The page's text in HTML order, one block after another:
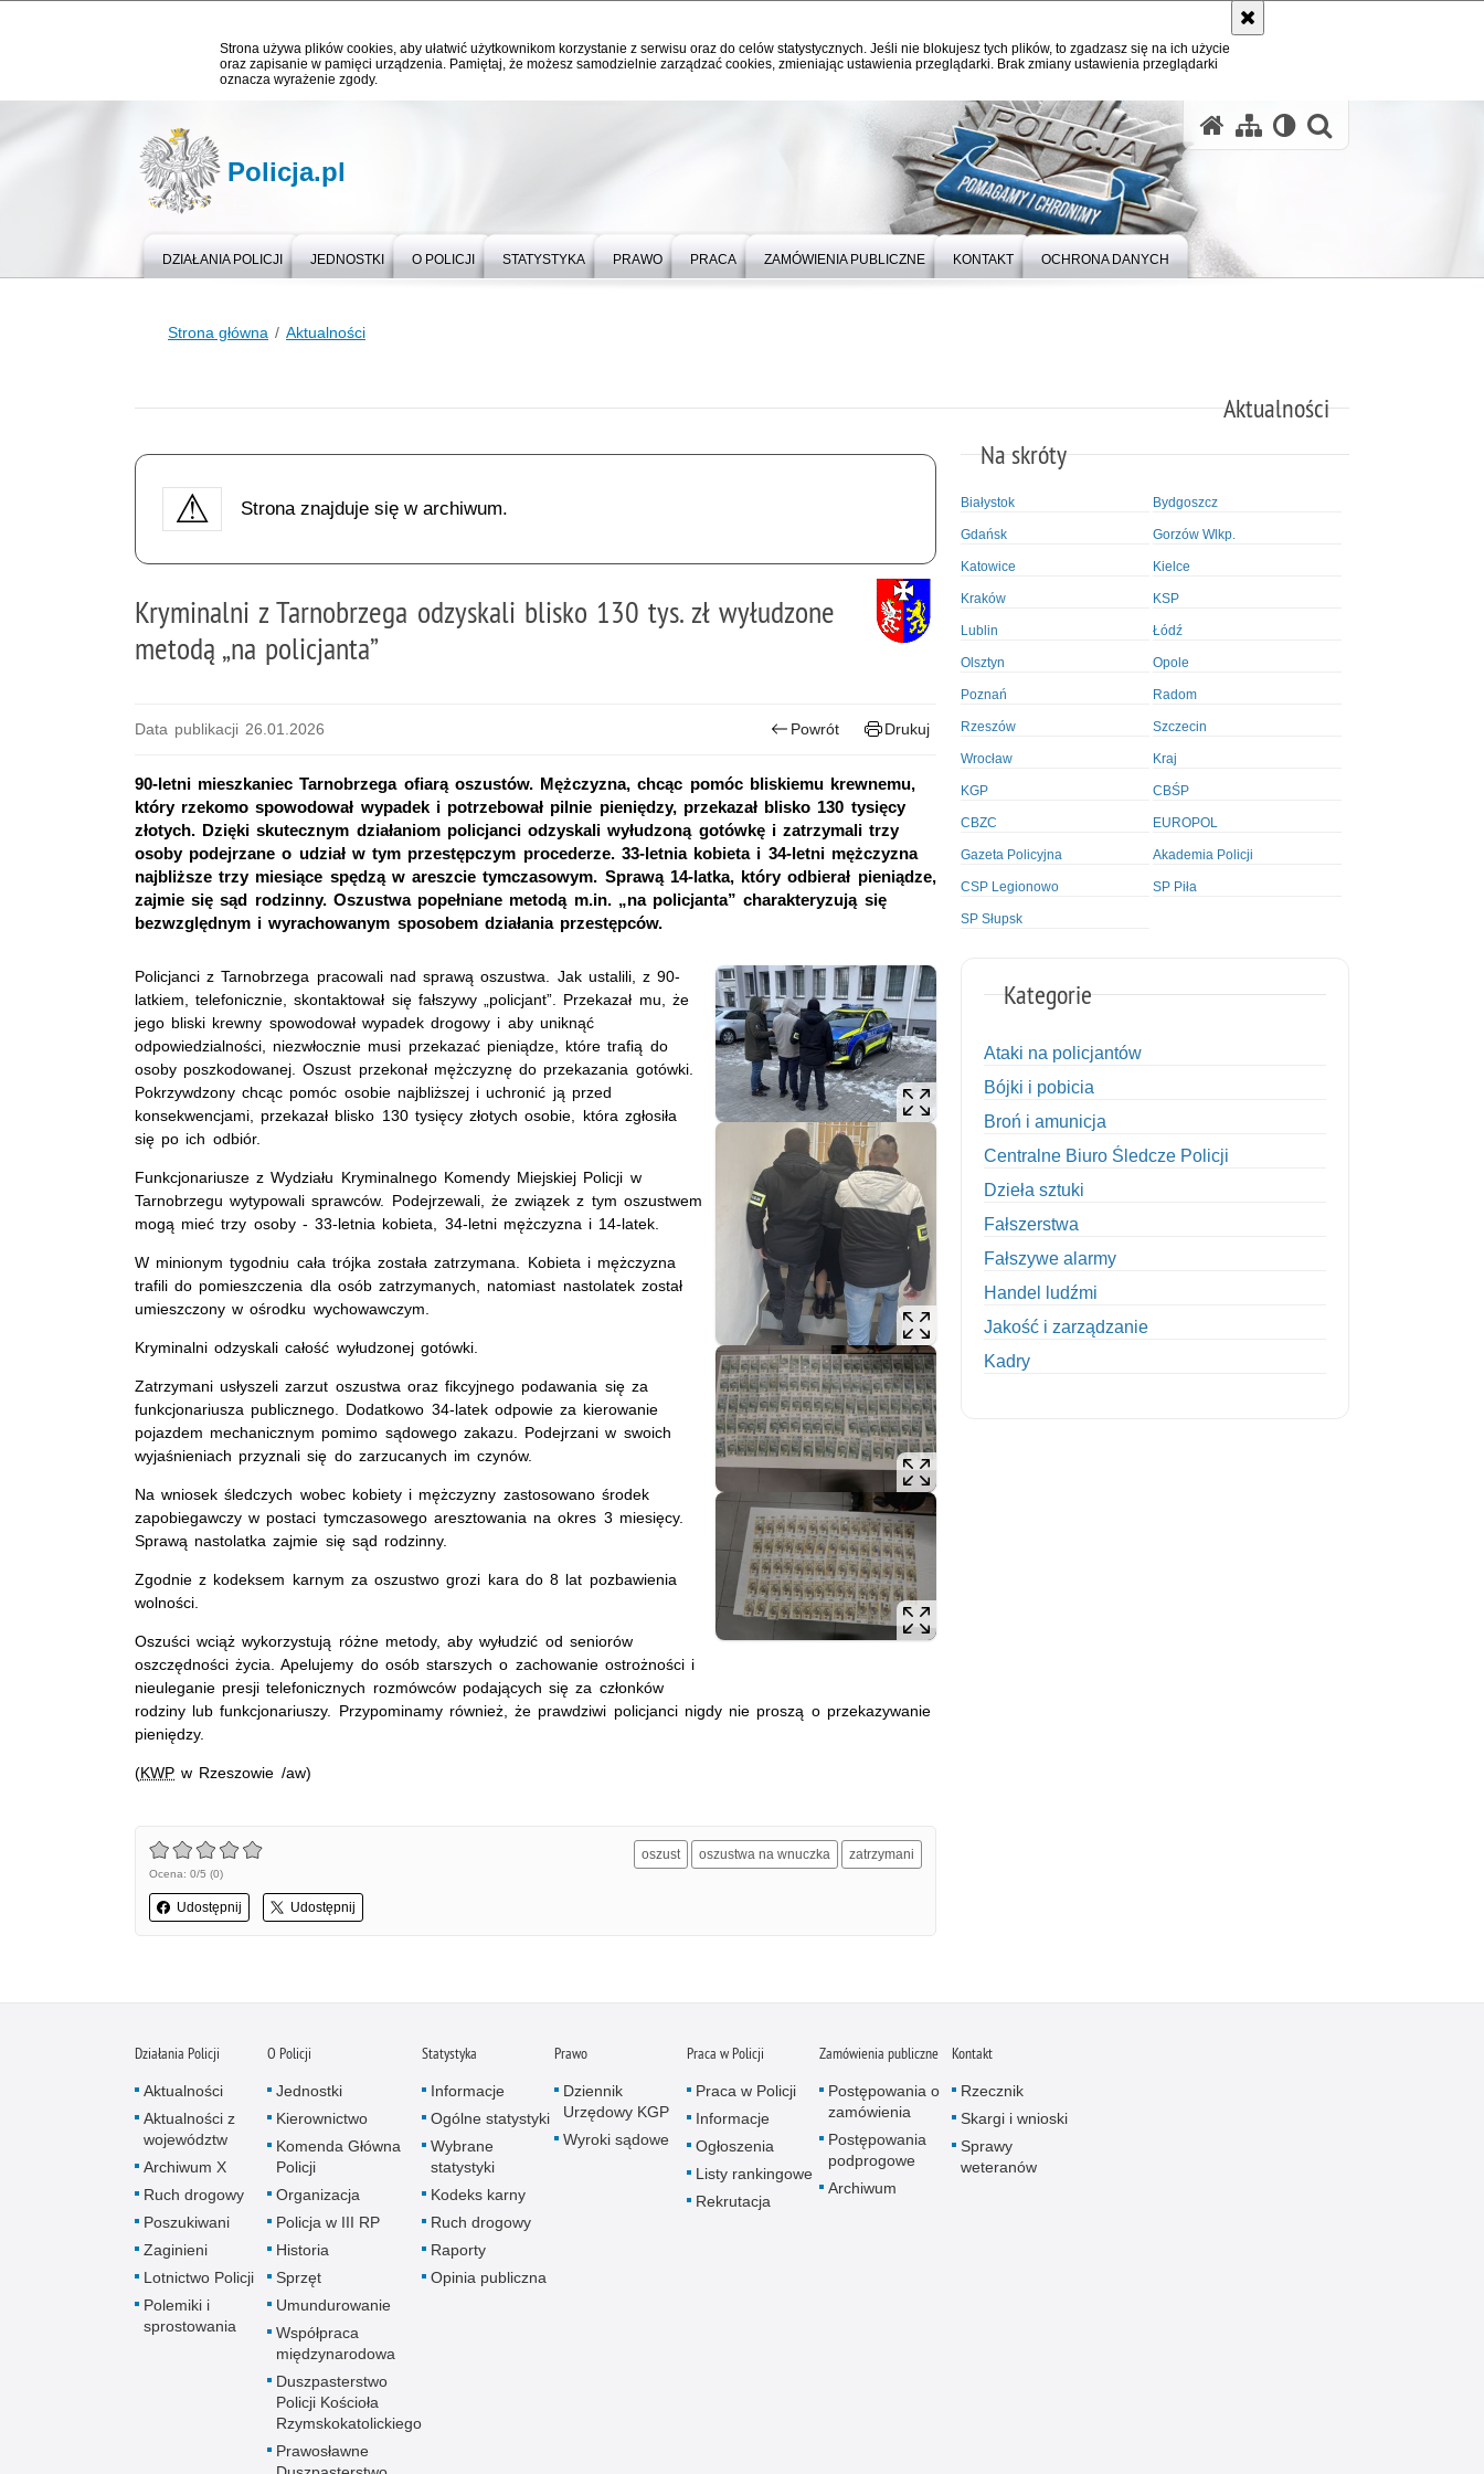
Strona używa plików cookies, aby ułatwić użytkownikom korzystanie z serwisu oraz do celów statystycznych. Jeśli nie blokujesz tych plików, to zgadzasz się na ich użycie
oraz zapisanie w pamięci urządzenia. Pamiętaj, że możesz samodzielnie zarządzać cookies, zmieniając ustawienia przeglądarki. Brak zmiany ustawienia przeglądarki
oznacza wyrażenie zgody.
Policja.pl
DZIAŁANIA POLICJI JEDNOSTKI O POLICJI STATYSTYKA PRAWO PRACA ZAMÓWIENIA PUBLICZNE KONTAKT OCHRONA DANYCH
Strona główna Aktualności
Aktualności
Strona znajduje się w archiwum.
Kryminalni z Tarnobrzega odzyskali blisko 130 tys. zł wyłudzone
metodą „na policjanta”
Data publikacji 26.01.2026 Powrót Drukuj
90-letni mieszkaniec Tarnobrzega ofiarą oszustów. Mężczyzna, chcąc pomóc bliskiemu krewnemu,
który rzekomo spowodował wypadek i potrzebował pilnie pieniędzy, przekazał blisko 130 tysięcy
złotych. Dzięki skutecznym działaniom policjanci odzyskali wyłudzoną gotówkę i zatrzymali trzy
osoby podejrzane o udział w tym przestępczym procederze. 33-letnia kobieta i 34-letni mężczyzna
najbliższe trzy miesiące spędzą w areszcie tymczasowym. Sprawą 14-latka, który odbierał pieniądze,
zajmie się sąd rodzinny. Oszustwa popełniane metodą m.in. „na policjanta” charakteryzują się
bezwzględnym i wyrachowanym sposobem działania przestępców.
Policjanci z Tarnobrzega pracowali nad sprawą oszustwa. Jak ustalili, z 90-
latkiem, telefonicznie, skontaktował się fałszywy „policjant”. Przekazał mu, że
jego bliski krewny spowodował wypadek drogowy i aby uniknąć
odpowiedzialności, niezwłocznie musi przekazać pieniądze, które trafią do
osoby poszkodowanej. Oszust przekonał mężczyznę do przekazania gotówki.
Pokrzywdzony chcąc pomóc osobie najbliższej i uchronić ją przed
konsekwencjami, przekazał blisko 130 tysięcy złotych osobie, która zgłosiła
się po ich odbiór.
Funkcjonariusze z Wydziału Kryminalnego Komendy Miejskiej Policji w
Tarnobrzegu wytypowali sprawców. Podejrzewali, że związek z tym oszustwem
mogą mieć trzy osoby - 33-letnia kobieta, 34-letni mężczyzna i 14-latek.
W minionym tygodniu cała trójka została zatrzymana. Kobieta i mężczyzna
trafili do pomieszczenia dla osób zatrzymanych, natomiast nastolatek został
umieszczony w ośrodku wychowawczym.
Kryminalni odzyskali całość wyłudzonej gotówki.
Zatrzymani usłyszeli zarzut oszustwa oraz fikcyjnego podawania się za
funkcjonariusza publicznego. Dodatkowo 34-latek odpowie za kierowanie
pojazdem mechanicznym pomimo sądowego zakazu. Podejrzani w swoich
wyjaśnieniach przyznali się do zarzucanych im czynów.
Na wniosek śledczych wobec kobiety i mężczyzny zastosowano środek
zapobiegawczy w postaci tymczasowego aresztowania na okres 3 miesięcy.
Sprawą nastolatka zajmie się sąd rodzinny.
Zgodnie z kodeksem karnym za oszustwo grozi kara do 8 lat pozbawienia
wolności.
Oszuści wciąż wykorzystują różne metody, aby wyłudzić od seniorów
oszczędności życia. Apelujemy do osób starszych o zachowanie ostrożności i
nieuleganie presji telefonicznych rozmówców podających się za członków
rodziny lub funkcjonariuszy. Przypominamy również, że prawdziwi policjanci nigdy nie proszą o przekazywanie
pieniędzy.
(KWP w Rzeszowie /aw)
Ocena: 0/5 (0)
Udostępnij Udostępnij
oszust oszustwa na wnuczka zatrzymani
Na skróty
Białystok Bydgoszcz
Gdańsk Gorzów Wlkp.
Katowice Kielce
Kraków KSP
Lublin Łódź
Olsztyn Opole
Poznań Radom
Rzeszów Szczecin
Wrocław Kraj
KGP CBŚP
CBZC EUROPOL
Gazeta Policyjna Akademia Policji
CSP Legionowo SP Piła
SP Słupsk
Kategorie
Ataki na policjantów
Bójki i pobicia
Broń i amunicja
Centralne Biuro Śledcze Policji
Dzieła sztuki
Fałszerstwa
Fałszywe alarmy
Handel ludźmi
Jakość i zarządzanie
Kadry
Opinia publiczna
Pedofilia, pornografia dziecięca
Piractwo przemysłowe
Działania Policji
Aktualności
Aktualności z
województw
Archiwum X
Ruch drogowy
Poszukiwani
Zaginieni
Lotnictwo Policji
Polemiki i
sprostowania
O Policji
Jednostki
Kierownictwo
Komenda Główna
Policji
Organizacja
Policja w III RP
Historia
Sprzęt
Umundurowanie
Współpraca
międzynarodowa
Duszpasterstwo
Policji Kościoła
Rzymskokatolickiego
Prawosławne
Statystyka
Informacje
Ogólne statystyki
Wybrane
statystyki
Kodeks karny
Ruch drogowy
Raporty
Opinia publiczna
Prawo
Dziennik
Urzędowy KGP
Wyroki sądowe
Praca w Policji
Praca w Policji
Informacje
Ogłoszenia
Listy rankingowe
Rekrutacja
Zamówienia publiczne
Postępowania o
zamówienia
Postępowania
podprogowe
Archiwum
Kontakt
Rzecznik
Skargi i wnioski
Sprawy
weteranów